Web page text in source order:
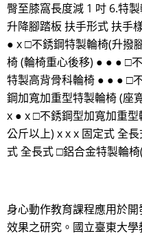
臀至膝窩長度減 1 吋 6.特
升降腳踏板 扶手形式 扶手
● x □不銹鋼特製輪椅(升撥
椅 (輪椅重心後移) ● ● ● □
特製高背骨科輪椅 ● ● ● □
鋼加寬加重型特製輪椅 (座
x ● x □不銹鋼型加寬加重
公斤以上) x x x 固定式 全
式 全長式 □鋁合金特製輪
身心動作教育課程應用於
效果之研究。國立臺東大